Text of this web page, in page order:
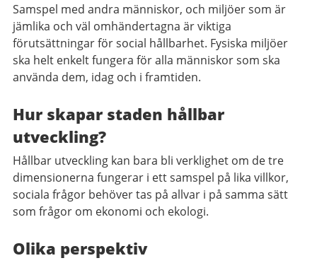
Samspel med andra människor, och miljöer som är
jämlika och väl omhändertagna är viktiga
förutsättningar för social hållbarhet. Fysiska miljöer
ska helt enkelt fungera för alla människor som ska
använda dem, idag och i framtiden.
Hur skapar staden hållbar
utveckling?
Hållbar utveckling kan bara bli verklighet om de tre
dimensionerna fungerar i ett samspel på lika villkor,
sociala frågor behöver tas på allvar i på samma sätt
som frågor om ekonomi och ekologi.
Olika perspektiv